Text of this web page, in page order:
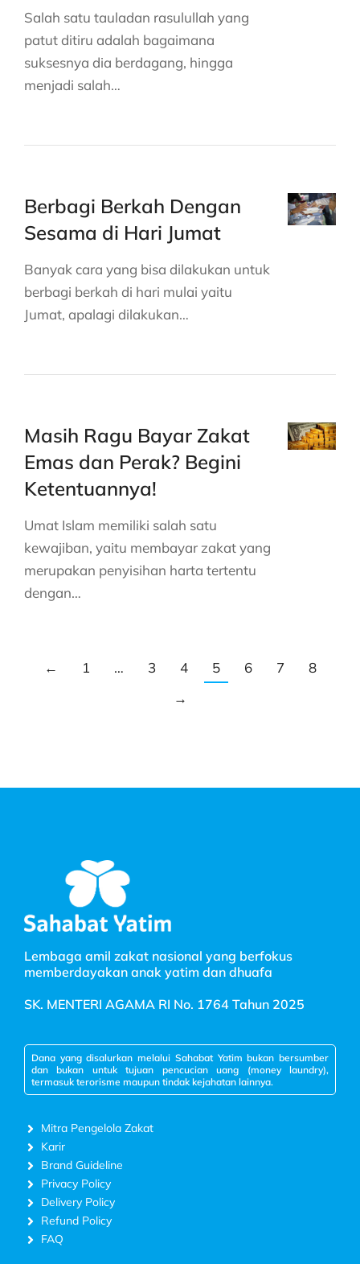
Salah satu tauladan rasulullah yang
patut ditiru adalah bagaimana
suksesnya dia berdagang, hingga
menjadi salah…
Berbagi Berkah Dengan
Sesama di Hari Jumat
Banyak cara yang bisa dilakukan untuk
berbagi berkah di hari mulai yaitu
Jumat, apalagi dilakukan…
Masih Ragu Bayar Zakat
Emas dan Perak? Begini
Ketentuannya!
Umat Islam memiliki salah satu
kewajiban, yaitu membayar zakat yang
merupakan penyisihan harta tertentu
dengan…
← 1 … 3 4 5 6 7
8
→
Lembaga amil zakat nasional yang berfokus
memberdayakan anak yatim dan dhuafa
SK. MENTERI AGAMA RI No. 1764 Tahun 2025
Dana yang disalurkan melalui Sahabat Yatim bukan bersumber
dan bukan untuk tujuan pencucian uang (money laundry),
termasuk terorisme maupun tindak kejahatan lainnya.
Mitra Pengelola Zakat
Karir
Brand Guideline
Privacy Policy
Delivery Policy
Refund Policy
FAQ